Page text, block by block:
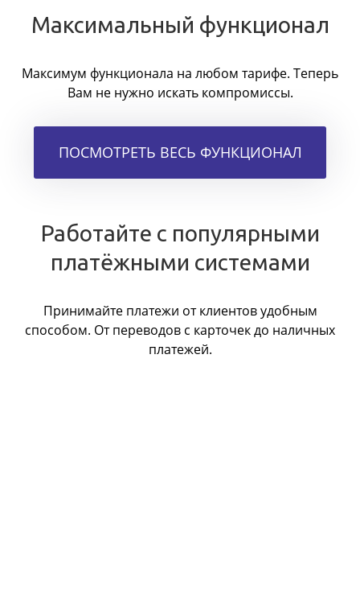
Максимальный функционал
Максимум функционала на любом тарифе. Теперь
Вам не нужно искать компромиссы.
ПОСМОТРЕТЬ ВЕСЬ ФУНКЦИОНАЛ
Работайте с популярными
платёжными системами
Принимайте платежи от клиентов удобным
способом. От переводов с карточек до наличных
платежей.